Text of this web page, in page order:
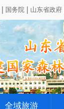
山东省政府
国务院
全域旅游